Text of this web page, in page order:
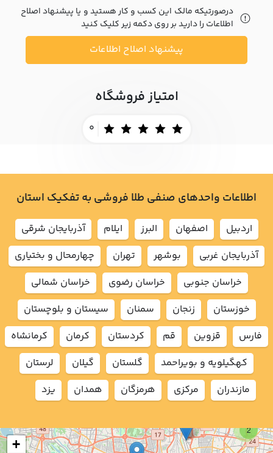
درصورتیکه مالک این کسب و کار هستید و یا پیشنهاد اصلاح
اطلاعات را دارید بر روی دکمه زیر کلیک کنید
پیشنهاد اصلاح اطلاعات
امتیاز فروشگاه
0
2
+
اطلاعات واحدهای صنفی طلا فروشی به تفکیک استان
اردبيل اصفهان البرز ايلام
آذربايجان شرقي
آذربايجان غربي
بوشهر تهران
چهارمحال و بختياري
خراسان جنوبي
خراسان رضوي
خراسان شمالي
خوزستان
زنجان سمنان
سيستان و بلوچستان
فارس
قزوين قم كردستان كرمان
كرمانشاه
كهگيلويه و بويراحمد
گلستان گيلان
لرستان
مازندران
مركزي هرمزگان همدان يزد